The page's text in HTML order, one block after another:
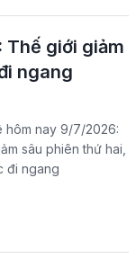
Thế giới giảm
ngang
hôm nay 9/7/2026:
sâu phiên thứ hai,
đi ngang